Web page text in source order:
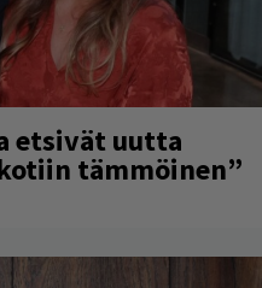
etsivät uutta
tämmöinen”